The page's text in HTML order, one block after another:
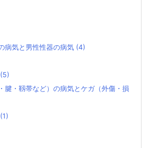
病気と男性性器の病気 (4)
(5)
腱・靱帯など）の病気とケガ（外傷・損
(1)